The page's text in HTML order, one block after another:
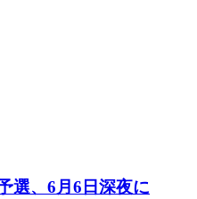
選、6月6日深夜に